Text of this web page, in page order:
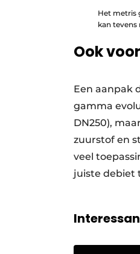
​Het metris
kan tevens
Ook
Een aanpak
gamma
DN250),
zuurstof en
veel
juiste debiet